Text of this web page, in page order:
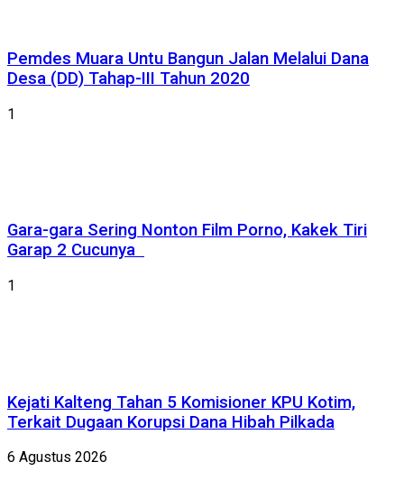
Pemdes Muara Untu Bangun Jalan Melalui Dana
Desa (DD) Tahap-III Tahun 2020
1
Gara-gara Sering Nonton Film Porno, Kakek Tiri
Garap 2 Cucunya
1
Kejati Kalteng Tahan 5 Komisioner KPU Kotim,
Terkait Dugaan Korupsi Dana Hibah Pilkada
6 Agustus 2026